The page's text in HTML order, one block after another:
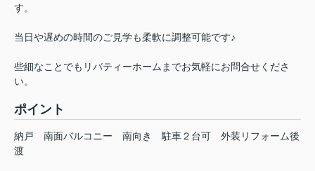
す。
当日や遅めの時間のご見学も柔軟に調整可能です♪
些細なことでもリバティーホームまでお気軽にお問合せくださ
い。
ポイント
納戸 南面バルコニー 南向き 駐車２台可
外装リフォーム後
渡